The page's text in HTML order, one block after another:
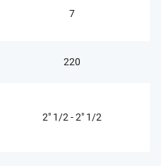
7
220
2" 1/2 - 2" 1/2